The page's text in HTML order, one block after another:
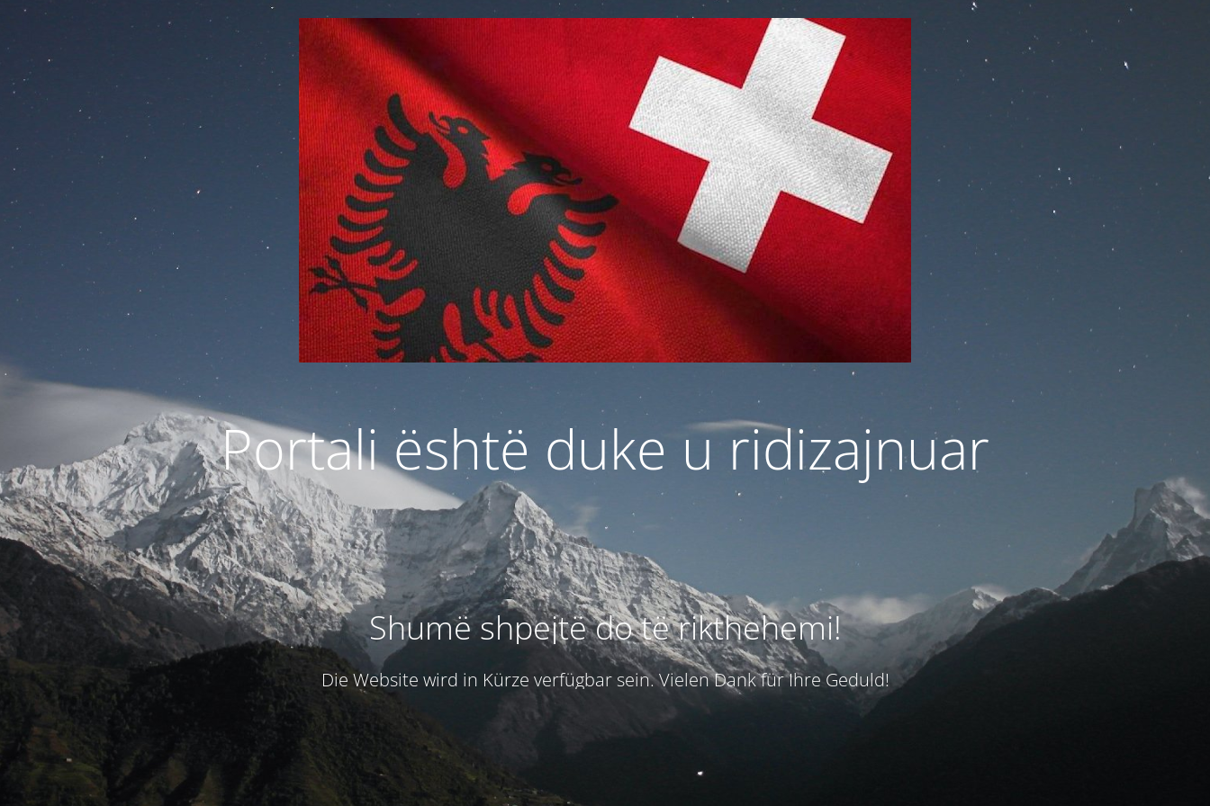
Portali është duke u ridizajnuar
Shumë shpejtë do të rikthehemi!
Die Website wird in Kürze verfügbar sein. Vielen Dank für Ihre Geduld!